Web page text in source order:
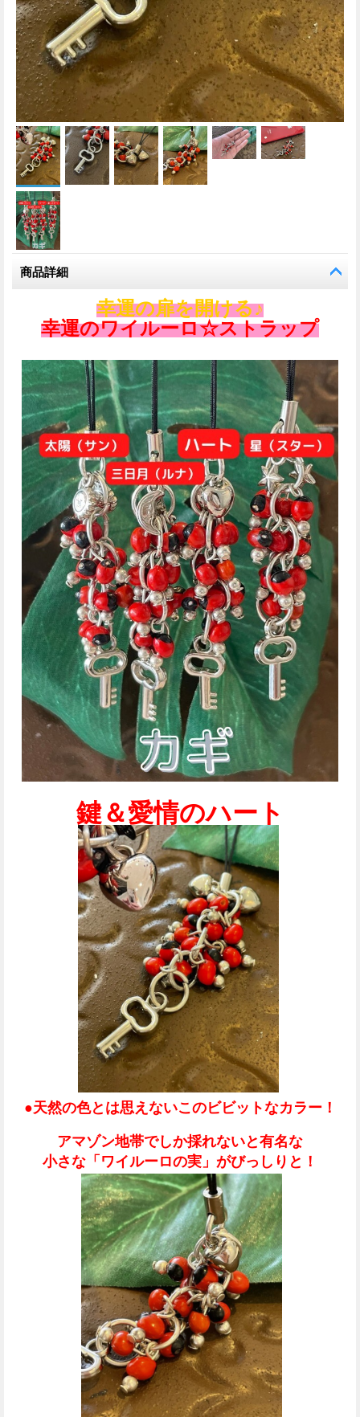
商品詳細
幸運の扉を開ける♪
幸運のワイルーロ☆ストラップ
鍵＆愛情のハート
●天然の色とは思えないこのビビットなカラー！
アマゾン地帯でしか採れないと有名な
小さな「ワイルーロの実」がびっしりと！